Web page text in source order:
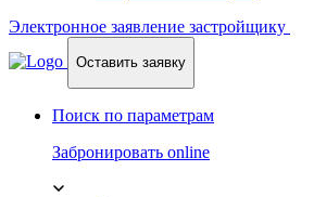
Электронное заявление застройщику
Оставить заявку
Поиск по параметрам
Забронировать online